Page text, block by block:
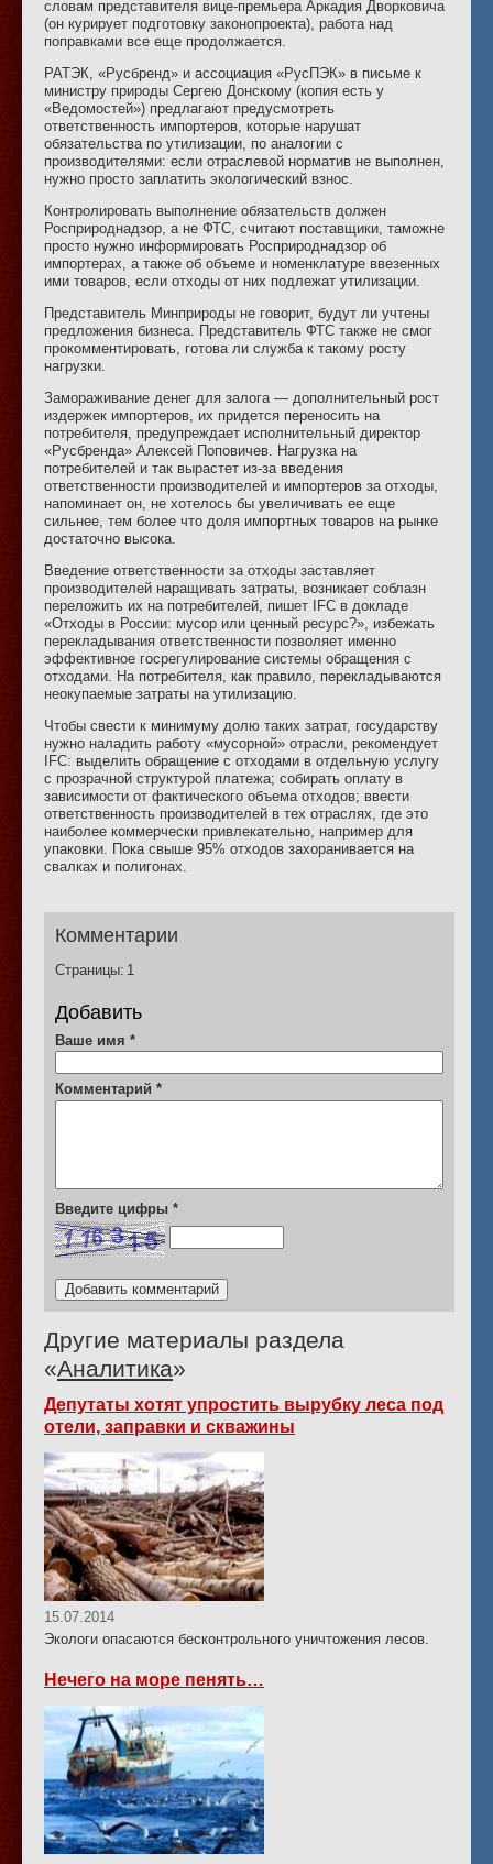
словам представителя вице-премьера Аркадия Дворковича
(он курирует подготовку законопроекта), работа над
поправками все еще продолжается.
РАТЭК, «Русбренд» и ассоциация «РусПЭК» в письме к
министру природы Сергею Донскому (копия есть у
«Ведомостей») предлагают предусмотреть
ответственность импортеров, которые нарушат
обязательства по утилизации, по аналогии с
производителями: если отраслевой норматив не выполнен,
нужно просто заплатить экологический взнос.
Контролировать выполнение обязательств должен
Росприроднадзор, а не ФТС, считают поставщики, таможне
просто нужно информировать Росприроднадзор об
импортерах, а также об объеме и номенклатуре ввезенных
ими товаров, если отходы от них подлежат утилизации.
Представитель Минприроды не говорит, будут ли учтены
предложения бизнеса. Представитель ФТС также не смог
прокомментировать, готова ли служба к такому росту
нагрузки.
Замораживание денег для залога — дополнительный рост
издержек импортеров, их придется переносить на
потребителя, предупреждает исполнительный директор
«Русбренда» Алексей Поповичев. Нагрузка на
потребителей и так вырастет из-за введения
ответственности производителей и импортеров за отходы,
напоминает он, не хотелось бы увеличивать ее еще
сильнее, тем более что доля импортных товаров на рынке
достаточно высока.
Введение ответственности за отходы заставляет
производителей наращивать затраты, возникает соблазн
переложить их на потребителей, пишет IFC в докладе
«Отходы в России: мусор или ценный ресурс?», избежать
перекладывания ответственности позволяет именно
эффективное госрегулирование системы обращения с
отходами. На потребителя, как правило, перекладываются
неокупаемые затраты на утилизацию.
Чтобы свести к минимуму долю таких затрат, государству
нужно наладить работу «мусорной» отрасли, рекомендует
IFC: выделить обращение с отходами в отдельную услугу
с прозрачной структурой платежа; собирать оплату в
зависимости от фактического объема отходов; ввести
ответственность производителей в тех отраслях, где это
наиболее коммерчески привлекательно, например для
упаковки. Пока свыше 95% отходов захоранивается на
свалках и полигонах.
Комментарии
Страницы: 1
Добавить
Ваше имя *
Комментарий *
Введите цифры *
Другие материалы раздела
«Аналитика»
Депутаты хотят упростить вырубку леса под
отели, заправки и скважины
15.07.2014
Экологи опасаются бесконтрольного уничтожения лесов.
Нечего на море пенять…